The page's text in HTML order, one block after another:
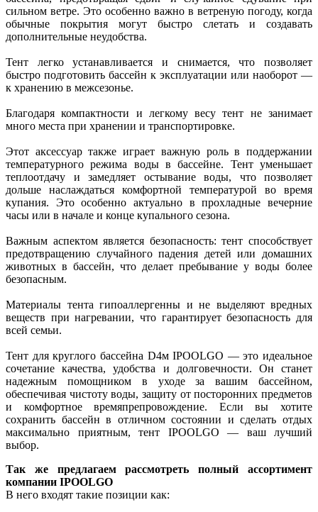
сильном ветре. Это особенно важно в ветреную погоду, когда
обычные покрытия могут быстро слетать и создавать
дополнительные неудобства.
Тент легко устанавливается и снимается, что позволяет
быстро подготовить бассейн к эксплуатации или наоборот —
к хранению в межсезонье.
Благодаря компактности и легкому весу тент не занимает
много места при хранении и транспортировке.
Этот аксессуар также играет важную роль в поддержании
температурного режима воды в бассейне. Тент уменьшает
теплоотдачу и замедляет остывание воды, что позволяет
дольше наслаждаться комфортной температурой во время
купания. Это особенно актуально в прохладные вечерние
часы или в начале и конце купального сезона.
Важным аспектом является безопасность: тент способствует
предотвращению случайного падения детей или домашних
животных в бассейн, что делает пребывание у воды более
безопасным.
Материалы тента гипоаллергенны и не выделяют вредных
веществ при нагревании, что гарантирует безопасность для
всей семьи.
Тент для круглого бассейна D4м IPOOLGO — это идеальное
сочетание качества, удобства и долговечности. Он станет
надежным помощником в уходе за вашим бассейном,
обеспечивая чистоту воды, защиту от посторонних предметов
и комфортное времяпрепровождение. Если вы хотите
сохранить бассейн в отличном состоянии и сделать отдых
максимально приятным, тент IPOOLGO — ваш лучший
выбор.
Так же предлагаем рассмотреть полный ассортимент
компании IPOOLGO
В него входят такие позиции как: